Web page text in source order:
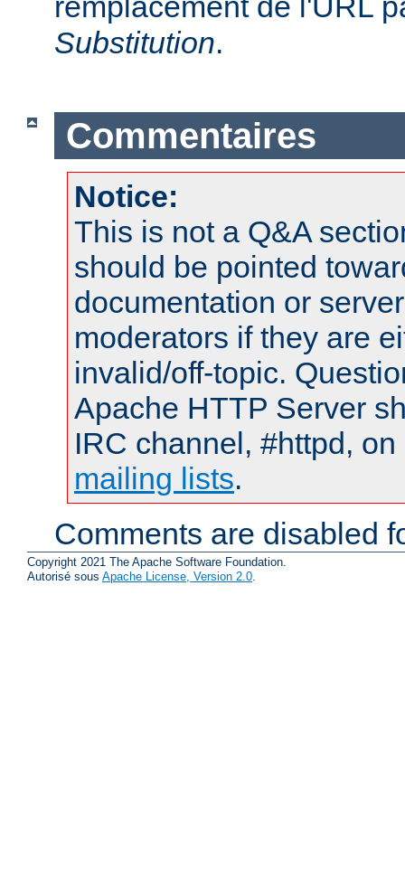
Substitution.
Commentaires
Notice:
This is not a Q&A
should be pointed
documentation or
moderators if they are
invalid/off-topic.
Apache HTTP Server
IRC channel, #httpd,
mailing lists.
Comments are disabled
Copyright 2021 The Apache Software Foundation.
Autorisé sous Apache License, Version 2.0